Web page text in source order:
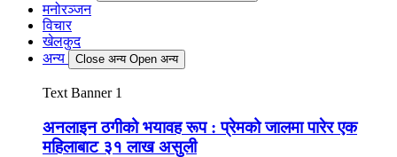
मनोरञ्जन
विचार
खेलकुद
अन्य
Close अन्य Open अन्य
Text Banner 1
अनलाइन ठगीको भयावह रूप : प्रेमको जालमा पारेर एक
महिलाबाट ३१ लाख असुली